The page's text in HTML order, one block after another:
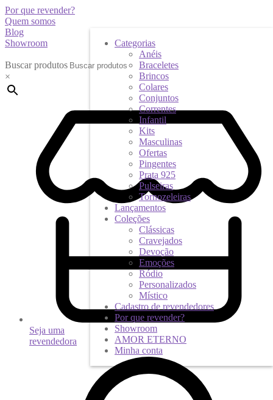
Por que revender?
Quem somos
Blog
Showroom
Buscar produtos
×
Seja uma
revendedora
Categorias
Anéis
Braceletes
Brincos
Colares
Conjuntos
Correntes
Infantil
Kits
Masculinas
Ofertas
Pingentes
Prata 925
Pulseiras
Tornozeleiras
Lançamentos
Coleções
Clássicas
Cravejados
Devoção
Emoções
Ródio
Personalizados
Místico
Cadastro de revendedores
Por que revender?
Showroom
AMOR ETERNO
Minha conta